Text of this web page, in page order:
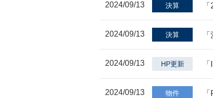
2024/09/13 決算
2024/09/13 決算
2024/09/13 HP更新
2024/09/13 物件